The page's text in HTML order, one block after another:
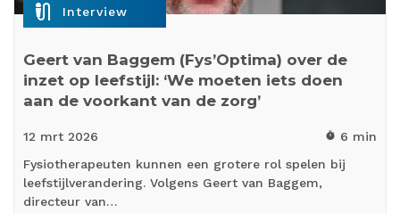
mic_external_on Interview
Geert van Baggem (Fys’Optima) over de
inzet op leefstijl: ‘We moeten iets doen
aan de voorkant van de zorg’
12 mrt 2026 timer 6 min
Fysiotherapeuten kunnen een grotere rol spelen bij
leefstijlverandering. Volgens Geert van Baggem,
directeur van…